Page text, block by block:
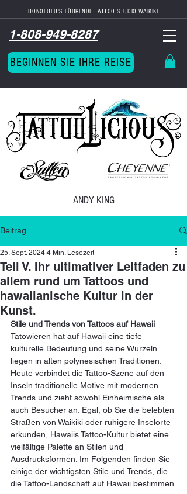
HONOLULU'S FÜHRENDE TATTOO STUDIO WAIKIKI
1-808-949-8287
BEGINNEN SIE IHRE REISE
ANDY KING
Beitrag
Teil V. Ihr ultimativer Leitfaden zu
allem rund um Tattoos und
hawaiianische Kultur in der
Kunst.
25. Sept. 2024 4 Min. Lesezeit
Stile und Trends von Tattoos auf Hawaii
Tätowieren hat auf Hawaii eine tiefe
kulturelle Bedeutung und seine Wurzeln
liegen in alten polynesischen Traditionen.
Heute verbindet die Tattoo-Szene auf den
Inseln traditionelle Motive mit modernen
Trends und zieht sowohl Einheimische als
auch Besucher an. Egal, ob Sie die belebten
Straßen von Waikiki oder ruhigere Inselorte
erkunden, Hawaiis Tattoo-Kultur bietet eine
vielfältige Palette an Stilen und
Ausdrucksformen. Im Folgenden finden Sie
einige der wichtigsten Stile und Trends, die
die Tattoo-Landschaft auf Hawaii bestimmen.